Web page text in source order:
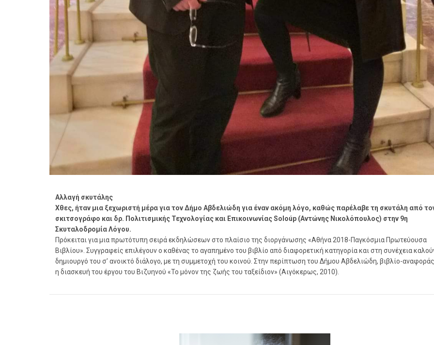
Αλλαγή σκυτάλης
Χθες, ήταν μια ξεχωριστή μέρα για τον Δήμο Αβδελιώδη για έναν ακόμη λόγο, καθώς παρέλαβε τη σκυτάλη από
σκιτσογράφο και δρ. Πολιτισμικής Τεχνολογίας και Επικοινωνίας Soloúp (Αντώνης Νικολόπουλος) στην 9η
Σκυταλοδρομία Λόγου.
Πρόκειται για μια πρωτότυπη σειρά εκδηλώσεων στο πλαίσιο της διοργάνωσης «Αθήνα 2018-Παγκόσμια Πρωτεύουσα
Βιβλίου». Συγγραφείς επιλέγουν ο καθένας το αγαπημένο του βιβλίο από διαφορετική κατηγορία και στη συνέχεια
δημιουργό του σ’ ανοικτό διάλογο, με τη συμμετοχή του κοινού. Στην περίπτωση του Δήμου Αβδελιώδη, βιβλίο-αναφοράς
η διασκευή του έργου του Βιζυηνού «Το μόνον της ζωής του ταξείδιον» (Αιγόκερως, 2010).